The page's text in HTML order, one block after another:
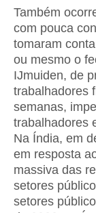
Também
com pouca
tomaram
ou mesmo o
IJmuiden, de
trabalhadores
semanas,
trabalhadores
Na Índia, em
em resposta
massiva das
setores
setores